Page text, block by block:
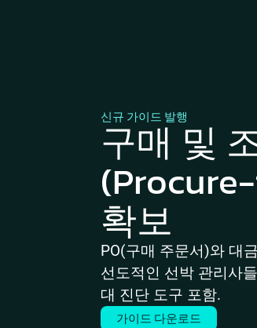
신규 가이드 발행
구매 및
확보
PO(구매 주문서)와 대
선도적인 선박 관리사
대 진단 도구 포함.
가이드 다운로드